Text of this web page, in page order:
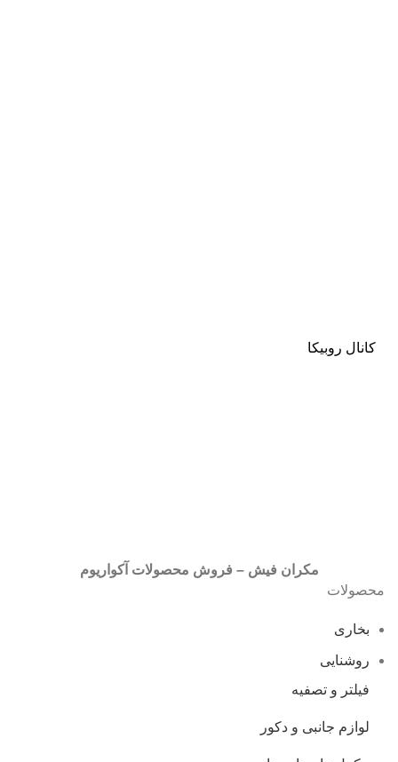
کانال روبیکا
مکران فیش – فروش محصولات آکواریوم
محصولات
بخاری
روشنایی
فیلتر و تصفیه
لوازم جانبی و دکور